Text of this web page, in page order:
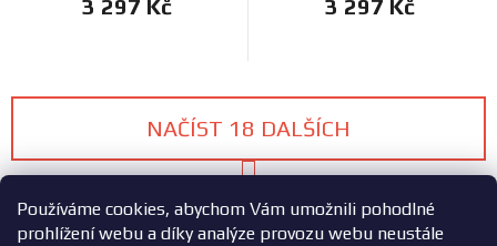
Používáme cookies, abychom Vám umožnili pohodlné
prohlížení webu a díky analýze provozu webu neustále
3 297 Kč 3 297 Kč
O
v
NAČÍST 18 DALŠÍCH
S
r
á
48 položek celkem